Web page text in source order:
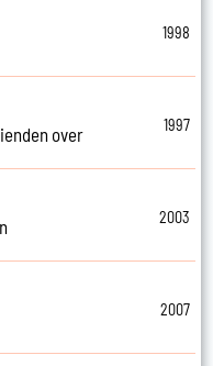
1998
over
1997
2003
2007